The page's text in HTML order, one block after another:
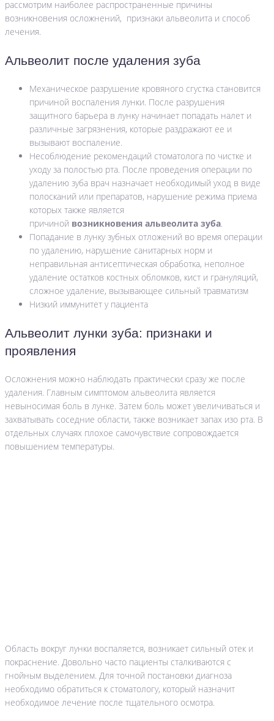
рассмотрим наиболее распространенные причины
возникновения осложнений, признаки альвеолита и способ
лечения.
Альвеолит после удаления зуба
Механическое разрушение кровяного сгустка становится
причиной воспаления лунки. После разрушения
защитного барьера в лунку начинает попадать налет и
различные загрязнения, которые раздражают ее и
вызывают воспаление.
Несоблюдение рекомендаций стоматолога по чистке и
уходу за полостью рта. После проведения операции по
удалению зуба врач назначает необходимый уход в виде
полосканий или препаратов, нарушение режима приема
которых также является
причиной возникновения альвеолита зуба.
Попадание в лунку зубных отложений во время операции
по удалению, нарушение санитарных норм и
неправильная антисептическая обработка, неполное
удаление остатков костных обломков, кист и грануляций,
сложное удаление, вызывающее сильный травматизм
Низкий иммунитет у пациента
Альвеолит лунки зуба: признаки и
проявления
Осложнения можно наблюдать практически сразу же после
удаления. Главным симптомом альвеолита является
невыносимая боль в лунке. Затем боль может увеличиваться и
захватывать соседние области, также возникает запах изо рта. В
отдельных случаях плохое самочувствие сопровождается
повышением температуры.
Область вокруг лунки воспаляется, возникает сильный отек и
покраснение. Довольно часто пациенты сталкиваются с
гнойным выделением. Для точной постановки диагноза
необходимо обратиться к стоматологу, который назначит
необходимое лечение после тщательного осмотра.